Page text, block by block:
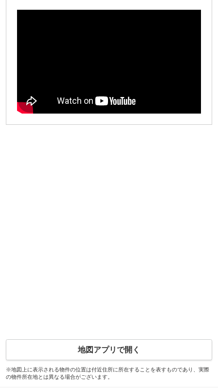
地図アプリで開く
※地図上に表示される物件の位置は付近住所に所在することを表すものであり、実際
の物件所在地とは異なる場合がございます。